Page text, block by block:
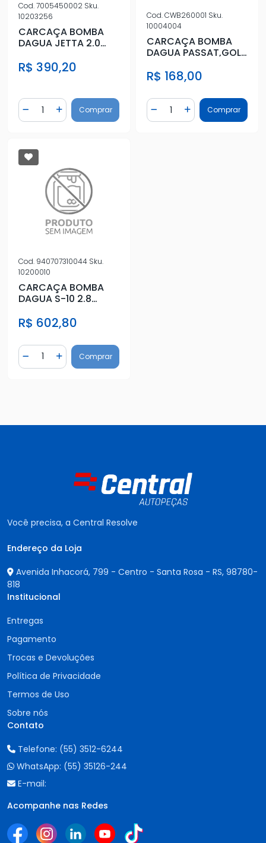
Cod.7005450002 Sku.
10203256
CARCAÇA BOMBA
DAGUA JETTA 2.0
1.8 2.0
R$ 390,20
Diminuir Quantidade
Quantidade
Adicionar Quantidade
Comprar
Cod.CWB260001 Sku.
10004004
CARCAÇA BOMBA
DAGUA PASSAT,GOL
R$ 168,00
Diminuir Quantidade
Quantidade
AdicionarComprar
Cod. 940707310044 Sku.
10200010
CARCAÇA BOMBA
DAGUA S-10 2.8
MOTOR MWM SPRIN
R$ 602,80
Diminuir Quantidade
Quantidade
Adicionar Quantidade
Comprar
Você precisa, a Central Resolve
Endereço da Loja
Avenida Inhacorá, 799 - Centro - Santa Rosa - RS, 98780-
818
Institucional
Entregas
Pagamento
Trocas e Devoluções
Política de Privacidade
Termos de Uso
Sobre nós
Contato
Telefone: (55) 3512-6244
WhatsApp: (55) 35126-244
E-mail:
Acompanhe nas Redes